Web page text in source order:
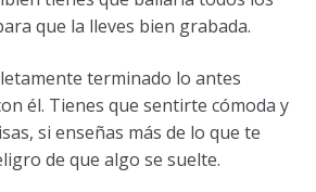
que la lleves bien grabada.
terminado lo antes
él. Tienes que sentirte cómoda y
si enseñas más de lo que te
de que algo se suelte.